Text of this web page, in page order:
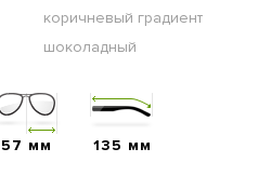
коричневый градиент
шоколадный
57 мм 135 мм